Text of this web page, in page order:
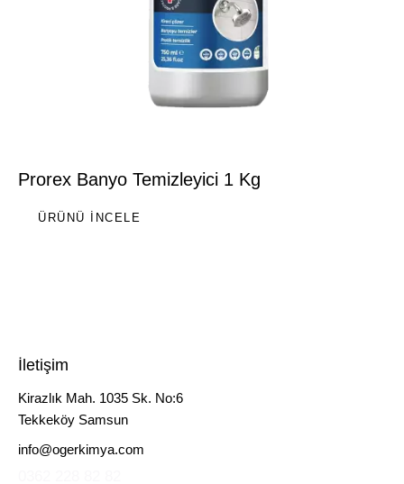
Prorex Banyo Temizleyici 1 Kg
ÜRÜNÜ İNCELE
İletişim
Kirazlık Mah. 1035 Sk. No:6
Tekkeköy Samsun
info@ogerkimya.com